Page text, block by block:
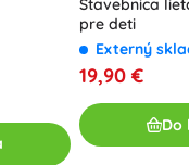
Stavebnica
pre deti
Externý
19,90 €
Do